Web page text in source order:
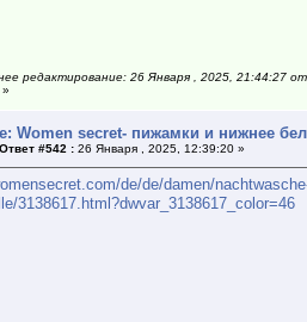
редактирование: 26 Января , 2025, 21:44:27 от
»
Women secret- пижамки и нижнее
Ответ #542 :26 Января , 2025, 12:39:20 »
de/de/damen/
3138617.html?dwvar_3138617_color=46